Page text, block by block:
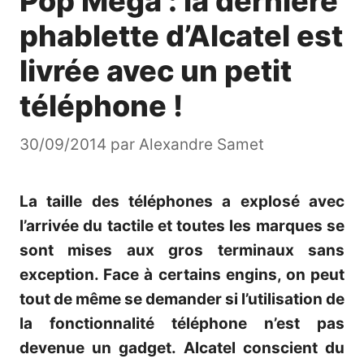
phablette d’Alcatel est
livrée avec un petit
téléphone !
30/09/2014 par Alexandre Samet
La taille des téléphones a explosé avec
l’arrivée du tactile et toutes les marques se
sont mises aux gros terminaux sans
exception. Face à certains engins, on peut
tout de même se demander si l’utilisation de
la fonctionnalité téléphone n’est pas
devenue un gadget. Alcatel conscient du